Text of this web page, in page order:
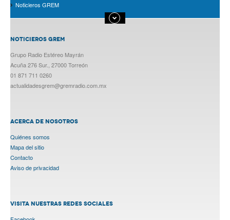
Noticieros GREM
NOTICIEROS GREM
Grupo Radio Estéreo Mayrán
Acuña 276 Sur., 27000 Torreón
01 871 711 0260
actualidadesgrem@gremradio.com.mx
ACERCA DE NOSOTROS
Quiénes somos
Mapa del sitio
Contacto
Aviso de privacidad
VISITA NUESTRAS REDES SOCIALES